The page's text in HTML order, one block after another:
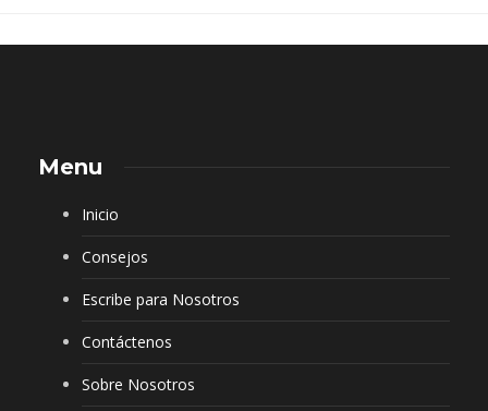
Menu
Inicio
Consejos
Escribe para Nosotros
Contáctenos
Sobre Nosotros